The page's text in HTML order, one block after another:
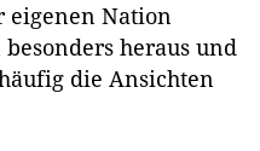
eigenen Nation
heraus und
die Ansichten